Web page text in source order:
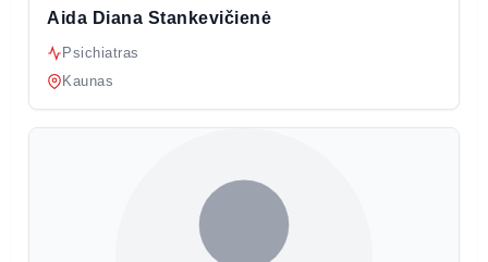
Aida Diana Stankevičienė
Psichiatras
Kaunas